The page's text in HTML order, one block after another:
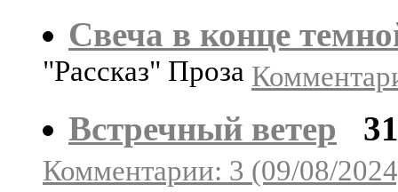
Свеча в конце
"Рассказ" Проза
Встречный ветер
Комментарии: 3 (09/08/